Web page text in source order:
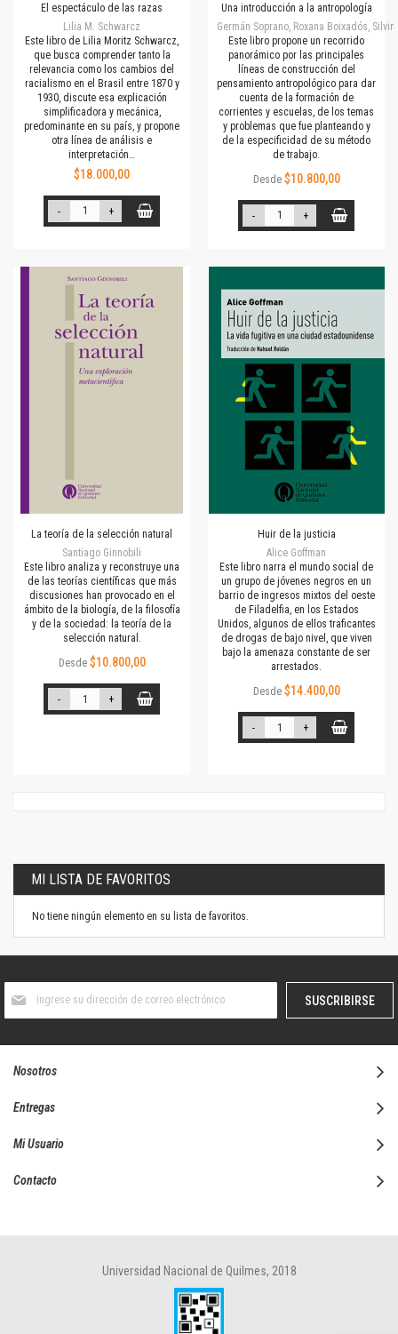
El espectáculo de las razas
Lilia M. Schwarcz
Este libro de Lilia Moritz Schwarcz,
que busca comprender tanto la
relevancia como los cambios del
racialismo en el Brasil entre 1870 y
1930, discute esa explicación
simplificadora y mecánica,
predominante en su país, y propone
otra línea de análisis e
interpretación…
$18.000,00
- +
Una introducción a la antropología
Germán Soprano, Roxana Boixadós,
Este libro propone un recorrido
panorámico por las principales
líneas de construcción del
pensamiento antropológico para dar
cuenta de la formación de
corrientes y escuelas, de los temas
y problemas que fue planteando y
de la especificidad de su método
de trabajo.
Desde $10.800,00
- +
La teoría de la selección natural
Santiago Ginnobili
Este libro analiza y reconstruye una
de las teorías científicas que más
discusiones han provocado en el
ámbito de la biología, de la filosofía
y de la sociedad: la teoría de la
selección natural.
Desde $10.800,00
- +
Huir de la justicia
Alice Goffman
Este libro narra el mundo social de
un grupo de jóvenes negros en un
barrio de ingresos mixtos del oeste
de Filadelfia, en los Estados
Unidos, algunos de ellos traficantes
de drogas de bajo nivel, que viven
bajo la amenaza constante de ser
arrestados.
Desde $14.400,00
- +
MI LISTA DE FAVORITOS
No tiene ningún elemento en su lista de favoritos.
boletín
SUSCRIBIRSE
Nosotros
Entregas
Mi Usuario
Contacto
Universidad Nacional de Quilmes, 2018